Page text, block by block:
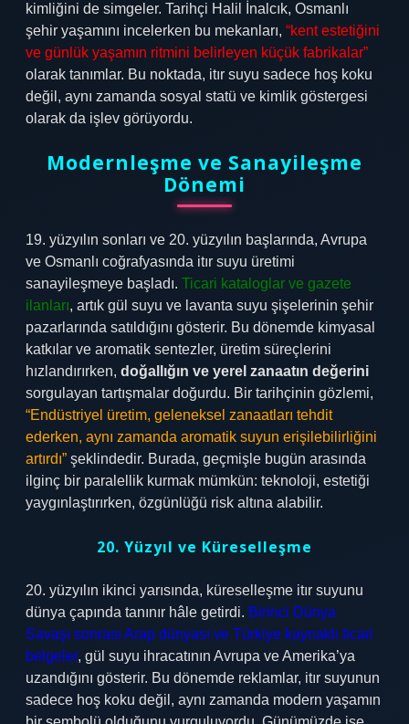
kimliğini de simgeler. Tarihçi Halil İnalcık, Osmanlı
şehir yaşamını incelerken bu mekanları, “kent estetiğini
ve günlük yaşamın ritmini belirleyen küçük fabrikalar”
olarak tanımlar. Bu noktada, itır suyu sadece hoş koku
değil, aynı zamanda sosyal statü ve kimlik göstergesi
olarak da işlev görüyordu.
Modernleşme ve Sanayileşme
Dönemi
19. yüzyılın sonları ve 20. yüzyılın başlarında, Avrupa
ve Osmanlı coğrafyasında itır suyu üretimi
sanayileşmeye başladı. Ticari kataloglar ve gazete
ilanları, artık gül suyu ve lavanta suyu şişelerinin şehir
pazarlarında satıldığını gösterir. Bu dönemde kimyasal
katkılar ve aromatik sentezler, üretim süreçlerini
hızlandırırken, doğallığın ve yerel zanaatın değerini
sorgulayan tartışmalar doğurdu. Bir tarihçinin gözlemi,
“Endüstriyel üretim, geleneksel zanaatları tehdit
ederken, aynı zamanda aromatik suyun erişilebilirliğini
artırdı” şeklindedir. Burada, geçmişle bugün arasında
ilginç bir paralellik kurmak mümkün: teknoloji, estetiği
yaygınlaştırırken, özgünlüğü risk altına alabilir.
20. Yüzyıl ve Küreselleşme
20. yüzyılın ikinci yarısında, küreselleşme itır suyunu
dünya çapında tanınır hâle getirdi. Birinci Dünya
Savaşı sonrası Arap dünyası ve Türkiye kaynaklı ticari
belgeler, gül suyu ihracatının Avrupa ve Amerika’ya
uzandığını gösterir. Bu dönemde reklamlar, itır suyunun
sadece hoş koku değil, aynı zamanda modern yaşamın